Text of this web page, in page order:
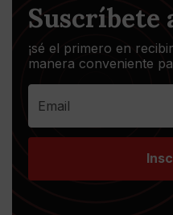
Suscríbete
¡sé el primero en
manera conveniente